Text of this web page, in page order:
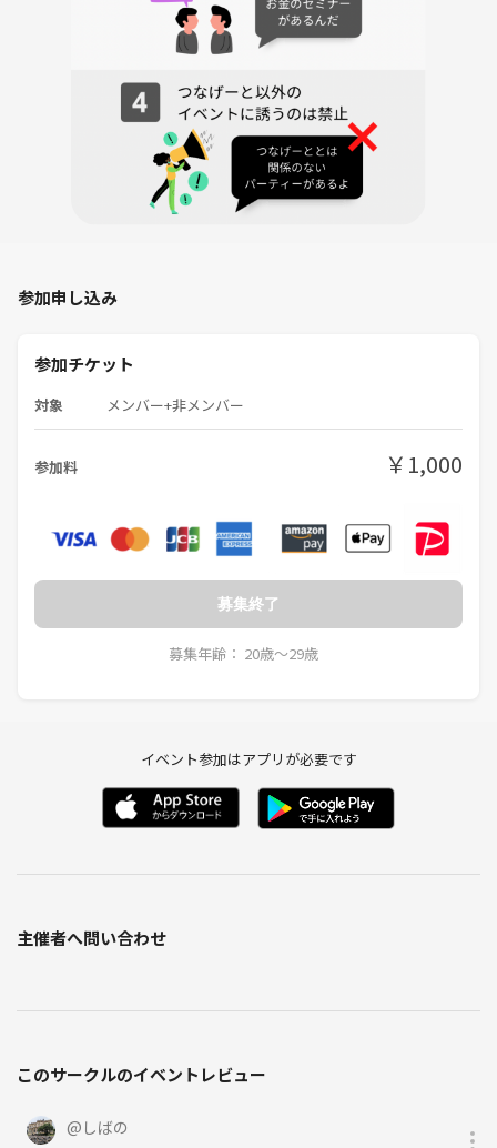
参加申し込み
参加チケット
対象 メンバー+非メンバー
参加料 ￥1,000
募集終了
募集年齢： 20歳〜29歳
イベント参加はアプリが必要です
主催者へ問い合わせ
このサークルのイベントレビュー
@ しばの